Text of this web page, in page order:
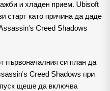
и хладен прием. Ubisoft
старт като причина да даде
Creed Shadows
първоначалния си план да
Creed Shadows при
щеше да включва